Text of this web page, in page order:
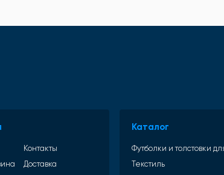
Контакты
Доставка
Каталог
Футболки и толстовки
Текстиль